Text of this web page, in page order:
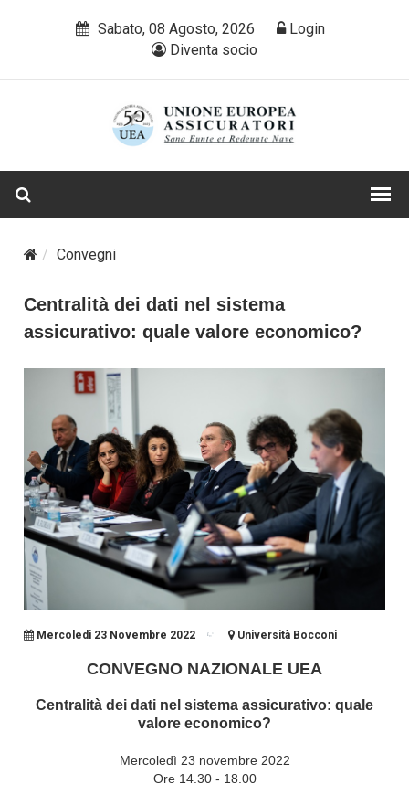
Sabato, 08 Agosto, 2026
Login
Diventa socio
Convegni
Centralità dei dati nel sistema
assicurativo: quale valore economico?
Mercoledi 23 Novembre 2022 Università Bocconi
CONVEGNO NAZIONALE UEA
Centralità dei dati nel sistema assicurativo: quale
valore economico?
Mercoledì 23 novembre 2022
Ore 14.30 - 18.00